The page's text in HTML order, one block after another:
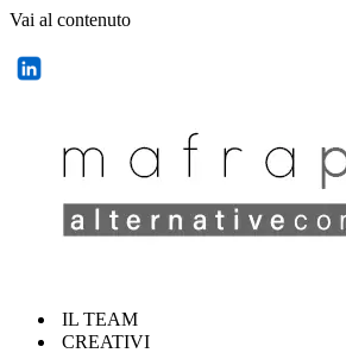
Vai al contenuto
IL TEAM
CREATIVI